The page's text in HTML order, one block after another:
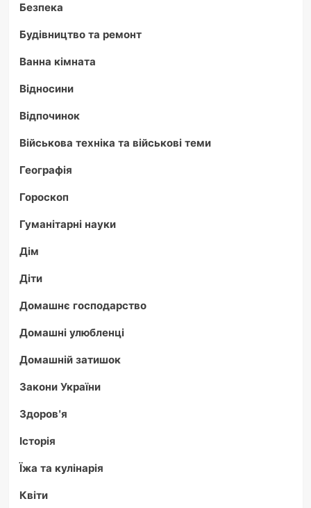
Безпека
Будівництво та ремонт
Ванна кімната
Відносини
Відпочинок
Військова техніка та військові теми
Географія
Гороскоп
Гуманітарні науки
Дім
Діти
Домашнє господарство
Домашні улюбленці
Домашній затишок
Закони України
Здоров'я
Історія
Їжа та кулінарія
Квіти